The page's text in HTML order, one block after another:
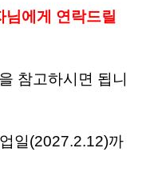
님에게 연락드릴
참고하시면 됩니
일(2027.2.12)까